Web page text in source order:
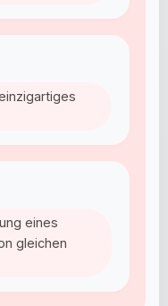
eines
gleichen